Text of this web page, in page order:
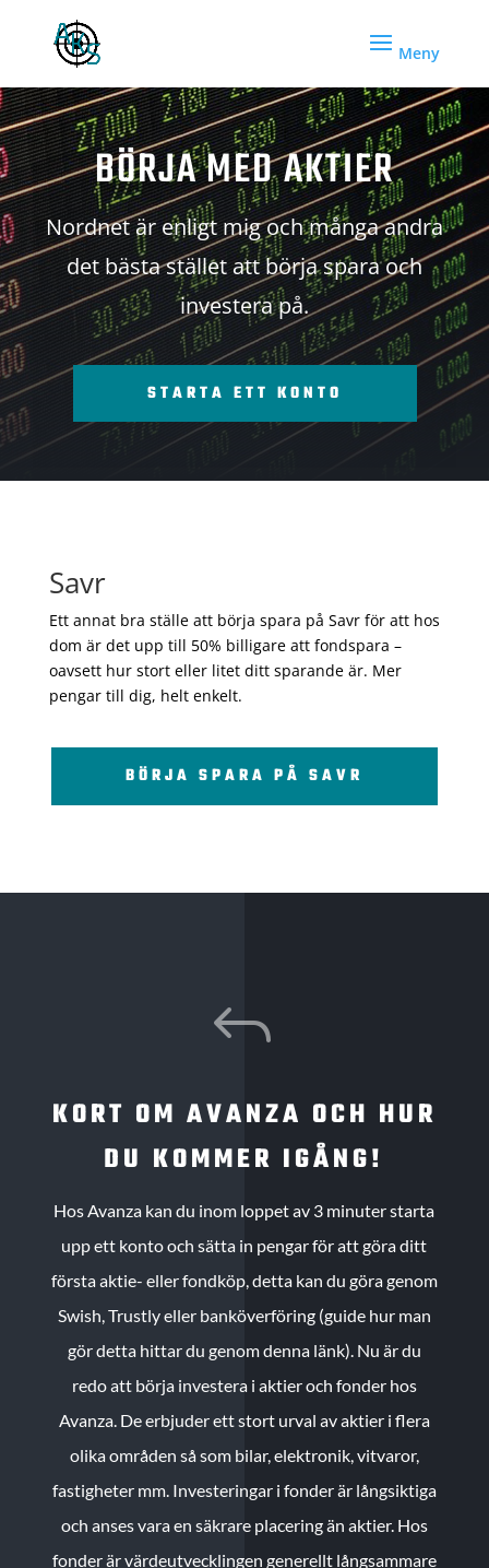
BÖRJA MED AKTIER
Nordnet är enligt mig och många andra
det bästa stället att börja spara och
investera på.
STARTA ETT KONTO
Savr
Ett annat bra ställe att börja spara på Savr för att hos
dom är det upp till 50% billigare att fondspara –
oavsett hur stort eller litet ditt sparande är. Mer
pengar till dig, helt enkelt.
BÖRJA SPARA PÅ SAVR
J
KORT OM AVANZA OCH HUR
DU KOMMER IGÅNG!
Hos Avanza kan du inom loppet av 3 minuter starta
upp ett konto och sätta in pengar för att göra ditt
första aktie- eller fondköp, detta kan du göra genom
Swish, Trustly eller banköverföring (guide hur man
gör detta hittar du genom denna länk). Nu är du
redo att börja investera i aktier och fonder hos
Avanza. De erbjuder ett stort urval av aktier i flera
olika områden så som bilar, elektronik, vitvaror,
fastigheter mm. Investeringar i fonder är långsiktiga
och anses vara en säkrare placering än aktier. Hos
fonder är värdeutvecklingen generellt långsammare